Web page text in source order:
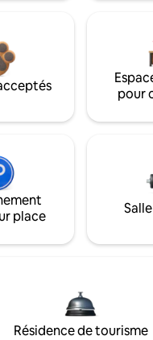
pour
place
Résidence de tourisme